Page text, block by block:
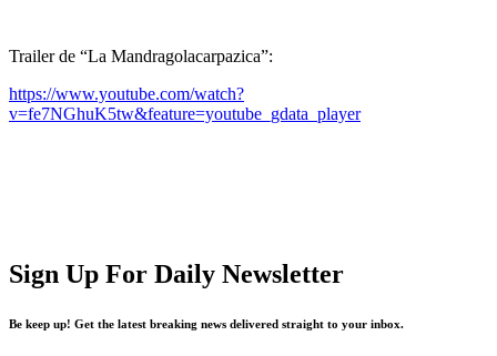
Trailer de “La Mandragolacarpazica”:
https://www.youtube.com/watch?
v=fe7NGhuK5tw&feature=youtube_gdata_player
Sign Up For Daily Newsletter
Be keep up! Get the latest breaking news delivered straight to your inbox.